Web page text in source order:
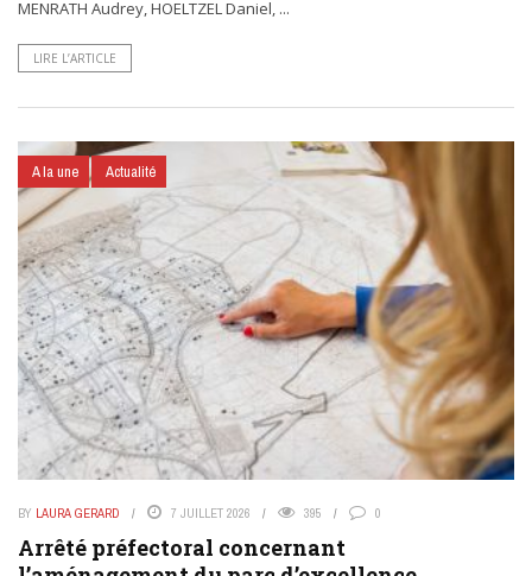
MENRATH Audrey, HOELTZEL Daniel, ...
LIRE L’ARTICLE
A la une Actualité
BY LAURA GERARD 7 JUILLET 2026 395 0
Arrêté préfectoral concernant